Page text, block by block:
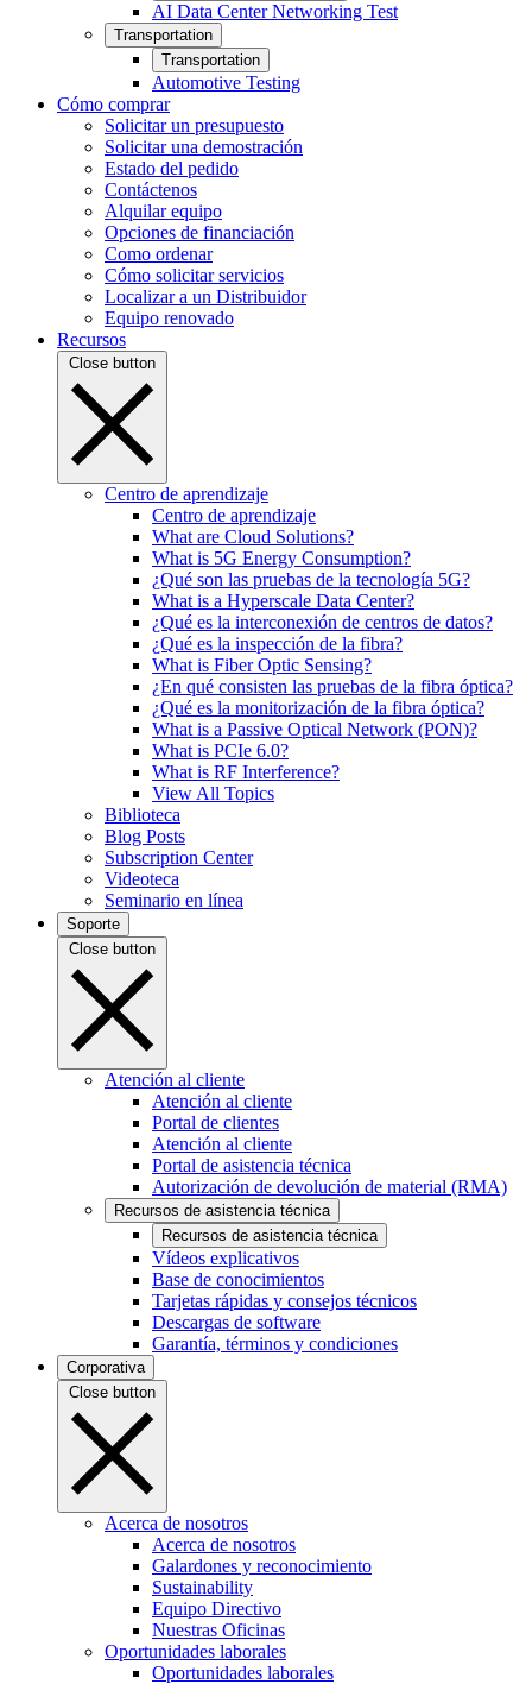
AI Data Center Networking Test
Transportation
Transportation
Automotive Testing
Cómo comprar
Solicitar un presupuesto
Solicitar una demostración
Estado del pedido
Contáctenos
Alquilar equipo
Opciones de financiación
Como ordenar
Cómo solicitar servicios
Localizar a un Distribuidor
Equipo renovado
Recursos
Close button
Centro de aprendizaje
Centro de aprendizaje
What are Cloud Solutions?
What is 5G Energy Consumption?
¿Qué son las pruebas de la tecnología 5G?
What is a Hyperscale Data Center?
¿Qué es la interconexión de centros de datos?
¿Qué es la inspección de la fibra?
What is Fiber Optic Sensing?
¿En qué consisten las pruebas de la fibra óptica?
¿Qué es la monitorización de la fibra óptica?
What is a Passive Optical Network (PON)?
What is PCIe 6.0?
What is RF Interference?
View All Topics
Biblioteca
Blog Posts
Subscription Center
Videoteca
Seminario en línea
Soporte
Close button
Atención al cliente
Atención al cliente
Portal de clientes
Atención al cliente
Portal de asistencia técnica
Autorización de devolución de material (RMA)
Recursos de asistencia técnica
Recursos de asistencia técnica
Vídeos explicativos
Base de conocimientos
Tarjetas rápidas y consejos técnicos
Descargas de software
Garantía, términos y condiciones
Corporativa
Close button
Acerca de nosotros
Acerca de nosotros
Galardones y reconocimiento
Sustainability
Equipo Directivo
Nuestras Oficinas
Oportunidades laborales
Oportunidades laborales